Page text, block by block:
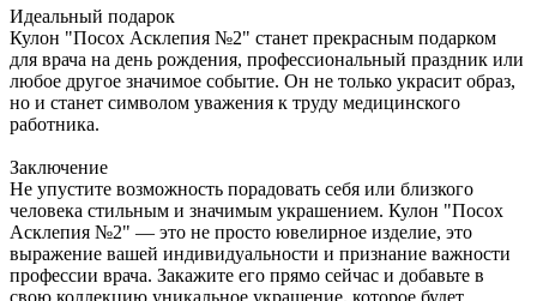
Идеальный подарок
Кулон "Посох Асклепия №2" станет прекрасным подарком
для врача на день рождения, профессиональный праздник или
любое другое значимое событие. Он не только украсит образ,
но и станет символом уважения к труду медицинского
работника.
Заключение
Не упустите возможность порадовать себя или близкого
человека стильным и значимым украшением. Кулон "Посох
Асклепия №2" — это не просто ювелирное изделие, это
выражение вашей индивидуальности и признание важности
профессии врача. Закажите его прямо сейчас и добавьте в
свою коллекцию уникальное украшение, которое будет